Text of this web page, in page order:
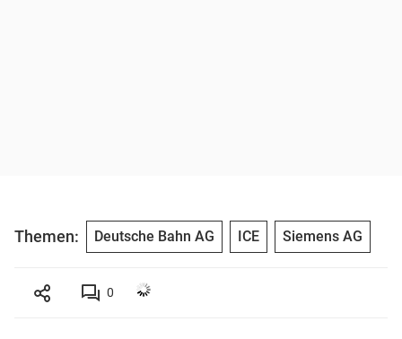
Themen: Deutsche Bahn AG ICE Siemens AG
0